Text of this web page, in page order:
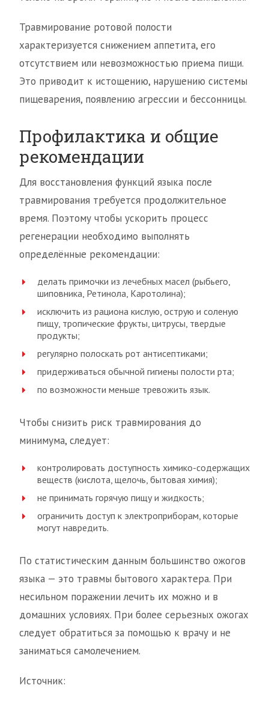
Травмирование ротовой полости
характеризуется снижением аппетита, его
отсутствием или невозможностью приема пищи.
Это приводит к истощению, нарушению системы
пищеварения, появлению агрессии и бессонницы.
Профилактика и общие
рекомендации
Для восстановления функций языка после
травмирования требуется продолжительное
время. Поэтому чтобы ускорить процесс
регенерации необходимо выполнять
определённые рекомендации:
делать примочки из лечебных масел (рыбьего,
шиповника, Ретинола, Каротолина);
исключить из рациона кислую, острую и соленую
пищу, тропические фрукты, цитрусы, твердые
продукты;
регулярно полоскать рот антисептиками;
придерживаться обычной гигиены полости рта;
по возможности меньше тревожить язык.
Чтобы снизить риск травмирования до
минимума, следует:
контролировать доступность химико-содержащих
веществ (кислота, щелочь, бытовая химия);
не принимать горячую пищу и жидкость;
ограничить доступ к электроприборам, которые
могут навредить.
По статистическим данным большинство ожогов
языка — это травмы бытового характера. При
несильном поражении лечить их можно и в
домашних условиях. При более серьезных ожогах
следует обратиться за помощью к врачу и не
заниматься самолечением.
Источник: